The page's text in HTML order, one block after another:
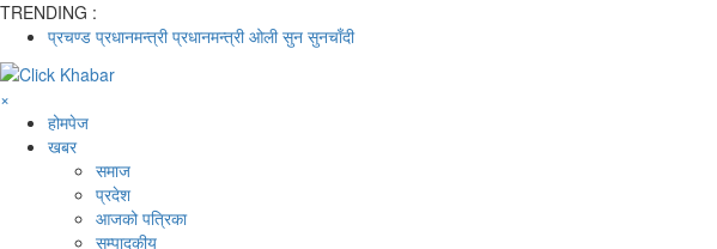
TRENDING :
प्रचण्ड प्रधानमन्त्री प्रधानमन्त्री ओली सुन सुनचाँदी
×
होमपेज
खबर
समाज
प्रदेश
आजको पत्रिका
सम्पादकीय